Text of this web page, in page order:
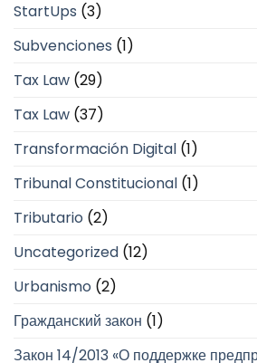
StartUps (3)
Subvenciones (1)
Tax Law (29)
Tax Law (37)
Transformación Digital (1)
Tribunal Constitucional (1)
Tributario (2)
Uncategorized (12)
Urbanismo (2)
Гражданский закон (1)
Закон 14/2013 «О поддержке